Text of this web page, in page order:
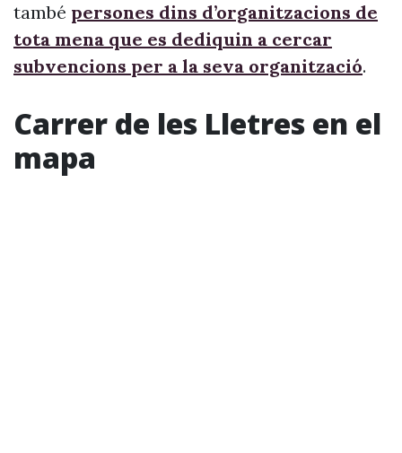
també persones dins d’organitzacions de
tota mena que es dediquin a cercar
subvencions per a la seva organització.
Carrer de les Lletres en el
mapa